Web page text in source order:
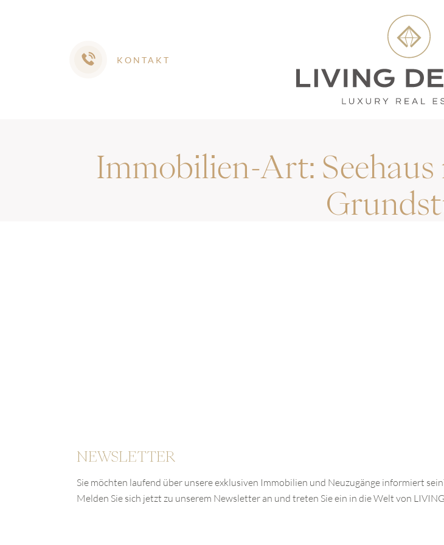
KONTAKT
Immobilien-Art:
NEWSLETTER
Sie möchten laufend über unsere exklusiven Immobilien und Neuzugänge informiert
Melden Sie sich jetzt zu unserem Newsletter an und treten Sie ein in die Welt von